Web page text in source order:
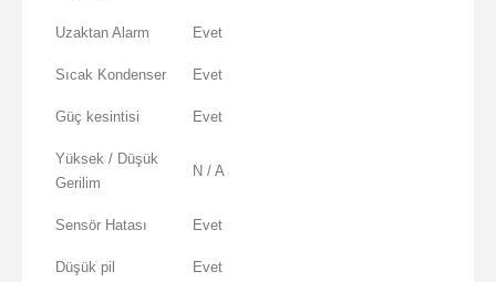
Uzaktan Alarm Evet
Sıcak Kondenser Evet
Güç kesintisi Evet
Yüksek / Düşük
Gerilim
N / A
Sensör Hatası Evet
Düşük pil Evet